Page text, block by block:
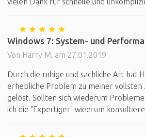
Windows 7: System- und
Von Harry M. am 27.01.2019
Durch die ruhige und sachliche Art hat
erhebliche Problem zu meiner
gelöst. Sollten sich wiederum
ich die "Expertiger" wieerum